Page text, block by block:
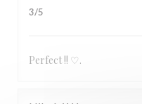
3/5
Perfect !! ♡.